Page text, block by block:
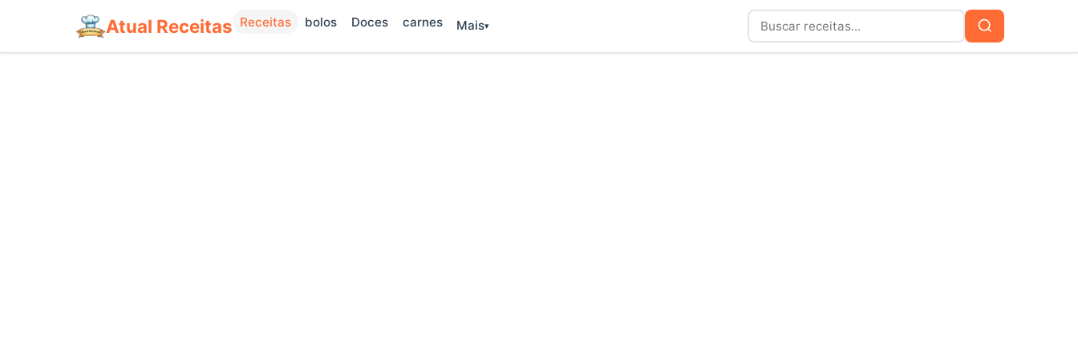
Atual Receitas Receitas bolos Doces carnes Mais
Buscar
por:
Buscar